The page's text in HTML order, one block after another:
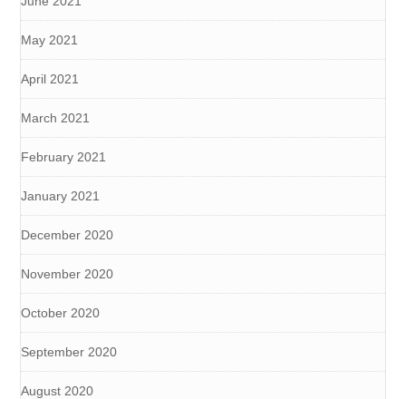
May 2021
April 2021
March 2021
February 2021
January 2021
December 2020
November 2020
October 2020
September 2020
August 2020